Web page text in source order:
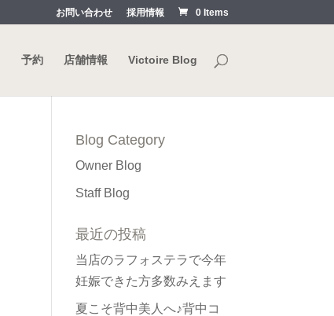
お問い合わせ 採用情報 0 Items
予約 店舗情報 Victoire Blog
Blog Category
Owner Blog
Staff Blog
最近の投稿
当店のラフォステラで今年
妊娠できた方多数みえます
夏こそ背中美人へ♪背中コ